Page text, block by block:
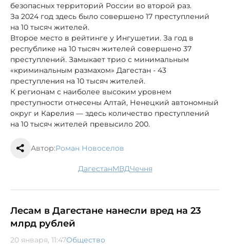
безопасных территорий России во второй раз.
За 2024 год здесь было совершено 17 преступлений
на 10 тысяч жителей.
Второе место в рейтинге у Ингушетии. За год в
республике на 10 тысяч жителей совершено 37
преступлений. Замыкает трио с минимальным
«криминальным размахом» Дагестан - 43
преступления на 10 тысяч жителей.
К регионам с наиболее высоким уровнем
преступности отнесены Алтай, Ненецкий автономный
округ и Карелия — здесь количество преступлений
на 10 тысяч жителей превысило 200.
Автор:Роман Новоселов
Дагестан МВД Чечня
Лесам в Дагестане нанесли вред на 23
млрд рублей
20 января, 11:47Общество